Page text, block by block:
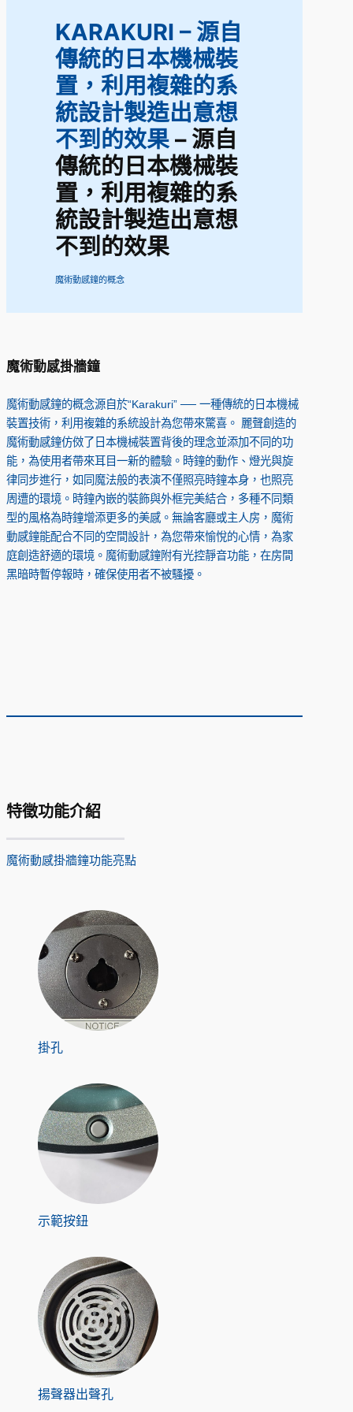
KARAKURI – 源自
傳統的日本機械裝
置，利用複雜的系
統設計製造出意想
不到的效果– 源自
傳統的日本機械裝
置，利用複雜的系
統設計製造出意想
不到的效果
魔術動感鐘的概念
魔術動感掛牆鐘
魔術動感鐘的概念源自於“Karakuri” ── 一種傳統的日本機械
裝置技術，利用複雜的系統設計為您帶來驚喜。 麗聲創造的
魔術動感鐘仿傚了日本機械裝置背後的理念並添加不同的功
能，為使用者帶來耳目一新的體驗。時鐘的動作、燈光與旋
律同步進行，如同魔法般的表演不僅照亮時鐘本身，也照亮
周遭的環境。時鐘內嵌的裝飾與外框完美結合，多種不同類
型的風格為時鐘增添更多的美感。無論客廳或主人房，魔術
動感鐘能配合不同的空間設計，為您帶來愉悅的心情，為家
庭創造舒適的環境。魔術動感鐘附有光控靜音功能，在房間
黑暗時暫停報時，確保使用者不被騷擾。
特徵功能介紹
魔術動感掛牆鐘功能亮點
掛孔
示範按鈕
揚聲器出聲孔